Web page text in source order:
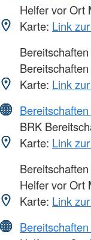
Helfer vor Ort
Karte: Link
Karte: Link
BRK
Karte: Link
Helfer vor Ort
Karte: Link